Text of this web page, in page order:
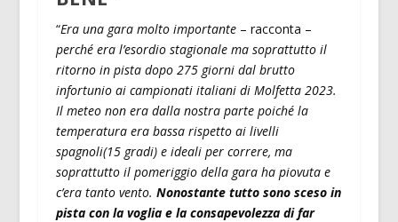
“Era una gara molto importante– racconta –
perché era l’esordio stagionale ma soprattutto il
ritorno in pista dopo 275 giorni dal brutto
infortunio ai campionati italiani di Molfetta 2023.
Il meteo non era dalla nostra parte poiché la
temperatura era bassa rispetto ai livelli
spagnoli(15 gradi) e ideali per correre, ma
soprattutto il pomeriggio della gara ha piovuta e
c’era tanto vento. Nonostante tutto sono sceso in
pista con la voglia e la consapevolezza di far